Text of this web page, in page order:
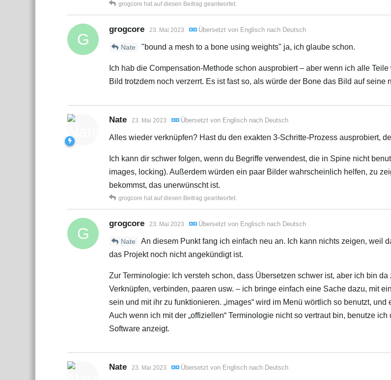
grogcore hat auf diesen Beitrag geantwortet.
G
grogcore 23. Mai 2023 Übersetzt von Englisch nach Deutsch
Nate "bound a mesh to a bone using weights" ja, ich glaube schon.
Ich hab die Compensation-Methode schon ausprobiert – aber wenn ich alle
Bild trotzdem noch verzerrt. Es ist fast so, als würde der Bone das Bild auf seine
Nate 23. Mai 2023 Übersetzt von Englisch nach Deutsch
Alles wieder verknüpfen? Hast du den exakten 3-Schritte-Prozess ausprobiert,
Ich kann dir schwer folgen, wenn du Begriffe verwendest, die in Spine nicht
images, locking). Außerdem würden ein paar Bilder wahrscheinlich helfen, zu
bekommst, das unerwünscht ist.
grogcore hat auf diesen Beitrag geantwortet.
G
grogcore 23. Mai 2023 Übersetzt von Englisch nach Deutsch
Nate
An diesem Punkt fang ich einfach neu an. Ich kann nichts zeigen, weil
das Projekt noch nicht angekündigt ist.
Zur Terminologie: Ich versteh schon, dass Übersetzen schwer ist, aber ich bin
Verknüpfen, verbinden, paaren usw. – ich bringe einfach eine Sache dazu, mit
sein und mit ihr zu funktionieren. „images“ wird im Menü wörtlich so benutzt, und
Auch wenn ich mit der „offiziellen“ Terminologie nicht so vertraut bin, benutze
Software anzeigt.
Nate 23. Mai 2023 Übersetzt von Englisch nach Deutsch